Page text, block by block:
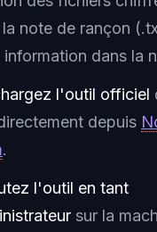
note de rançon
dans la
l'outil officiel
depuis
.
l'outil en tant
sur la